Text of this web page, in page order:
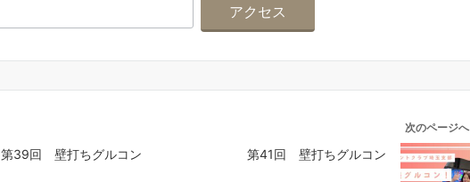
第39回 壁打ちグルコン
次のページへ
第41回 壁打ちグルコン